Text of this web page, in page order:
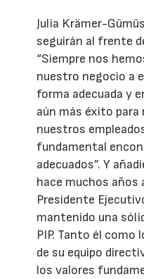
Julia Krämer-
seguirán al frente
“Siempre nos
nuestro negocio a
forma adecuada y
aún más éxito
nuestros
fundamental
adecuados”. Y
hace muchos años
Presidente
mantenido una
PIP. Tanto él como
de su equipo
los valores